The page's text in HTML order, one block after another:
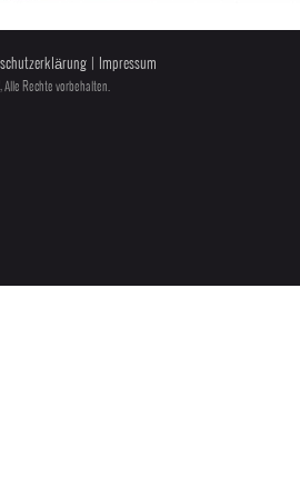
Impressum
, Alle Rechte vorbehalten.